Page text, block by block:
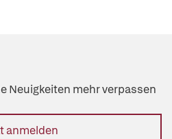
Neuigkeiten mehr verpassen
anmelden